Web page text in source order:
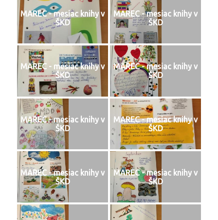
MAREC - mesiac knihy v
ŠKD
MAREC - mesiac knihy v
ŠKD
MAREC - mesiac knihy v
ŠKD
MAREC - mesiac knihy v
ŠKD
MAREC - mesiac knihy v
ŠKD
MAREC - mesiac knihy v
ŠKD
MAREC - mesiac knihy v
ŠKD
MAREC - mesiac knihy v
ŠKD